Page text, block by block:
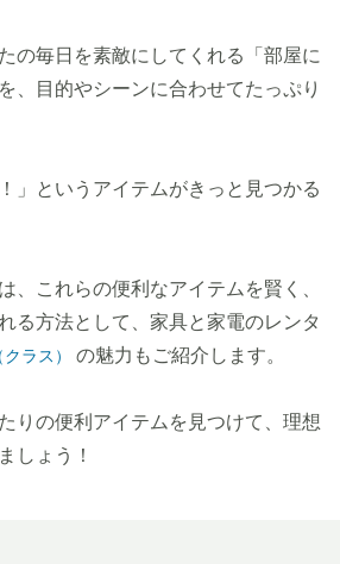
の毎日を素敵にしてくれる「部屋に
、目的やシーンに合わせてたっぷり
」というアイテムがきっと見つかる
、これらの便利なアイテムを賢く、
る方法として、家具と家電のレンタ
ラス） の魅力もご紹介します。
りの便利アイテムを見つけて、理想
しょう！